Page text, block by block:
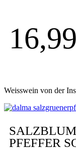
16,99
Weisswein von der
PFEFFER